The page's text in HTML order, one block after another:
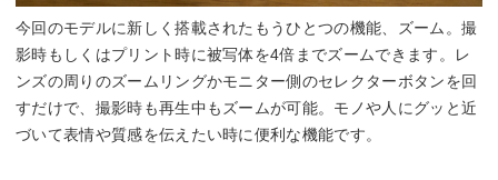
今回のモデルに新しく搭載されたもうひとつの機能、ズーム。撮
影時もしくはプリント時に被写体を4倍までズームできます。レ
ンズの周りのズームリングかモニター側のセレクターボタンを回
すだけで、撮影時も再生中もズームが可能。モノや人にグッと近
づいて表情や質感を伝えたい時に便利な機能です。